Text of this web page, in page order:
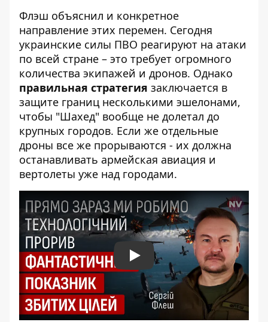
Флэш объяснил и конкретное
направление этих перемен. Сегодня
украинские силы ПВО реагируют на атаки
по всей стране – это требует огромного
количества экипажей и дронов. Однако
правильная стратегия заключается в
защите границ несколькими эшелонами,
чтобы "Шахед" вообще не долетал до
крупных городов. Если же отдельные
дроны все же прорываются - их должна
останавливать армейская авиация и
вертолеты уже над городами.
Play